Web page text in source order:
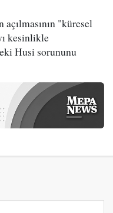
"küresel
kesinlikle
Husi sorununu